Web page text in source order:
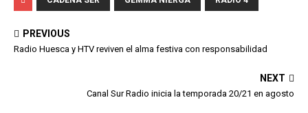
PREVIOUS
Radio Huesca y HTV reviven el alma festiva con responsabilidad
NEXT
Canal Sur Radio inicia la temporada 20/21 en agosto